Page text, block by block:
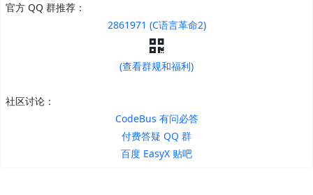
官方 QQ 群推荐：
2861971 (C语言革命2)
(查看群规和福利)
社区讨论：
CodeBus 有问必答
付费答疑 QQ 群
百度 EasyX 贴吧